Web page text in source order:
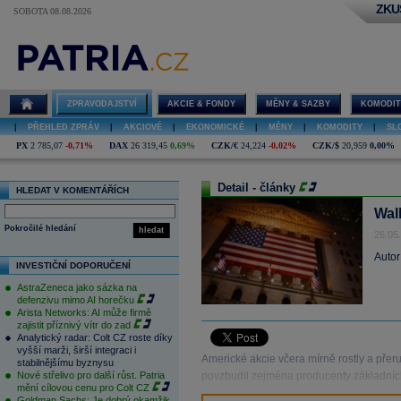
SOBOTA 08.08.2026
ZPRAVODAJSTVÍ AKCIE & FONDY MĚNY & SAZBY
PŘEHLED ZPRÁV AKCIOVÉ EKONOMICKÉ MĚNY KOMODITY
PX 2 785,07 -0,71% DAX 26 319,45 0,69% CZK/€ 24,224 -0,02% CZK/$ 20,959 0,00%
HLEDAT V KOMENTÁŘÍCH
hledat
Pokročilé hledání
INVESTIČNÍ DOPORUČENÍ
AstraZeneca jako sázka na
defenzivu mimo AI horečku
Arista Networks: AI může firmě
zajistit příznivý vítr do zad
Analytický radar: Colt CZ roste díky
vyšší marži, širší integraci i
stabilnějšímu byznysu
Nové střelivo pro další růst. Patria
mění cílovou cenu pro Colt CZ
Detail - články
Americké akcie včera mírně rostly a
povzbudil zejména producenty